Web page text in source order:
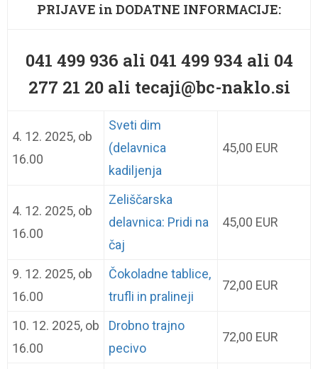
PRIJAVE in DODATNE INFORMACIJE:
041 499 936 ali 041 499 934 ali 04
277 21 20 ali tecaji@bc-naklo.si
4. 12. 2025, ob
16.00
Sveti dim
(delavnica
kadiljenja
45,00 EUR
4. 12. 2025, ob
16.00
Zeliščarska
delavnica: Pridi na
čaj
45,00 EUR
9. 12. 2025, ob
16.00
Čokoladne tablice,
trufli in pralineji
72,00 EUR
10. 12. 2025, ob
16.00
Drobno trajno
pecivo
72,00 EUR